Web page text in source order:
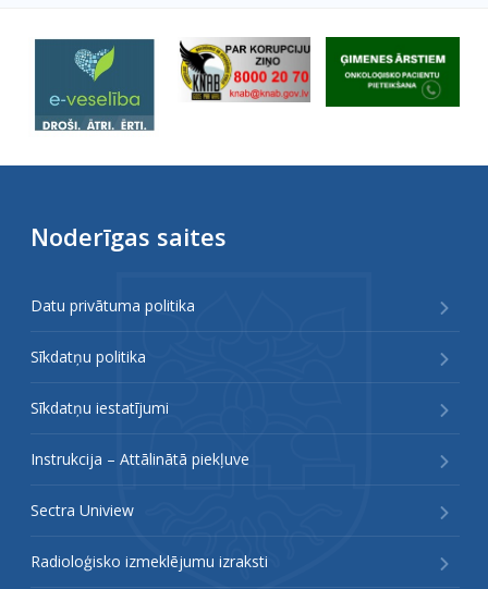
Noderīgas saites
Datu privātuma politika
Sīkdatņu politika
Sīkdatņu iestatījumi
Instrukcija – Attālinātā piekļuve
Sectra Uniview
Radioloģisko izmeklējumu izraksti